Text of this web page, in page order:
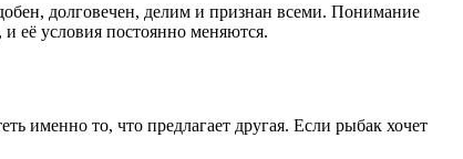
долговечен, делим и признан всеми. Понимание
её условия постоянно меняются.
именно то, что предлагает другая. Если рыбак хочет